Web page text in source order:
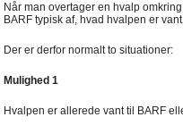
Når man overtager en hvalp
BARF typisk af, hvad hvalpen er
Der er derfor normalt to situationer:
Mulighed 1
Hvalpen er allerede vant til BARF